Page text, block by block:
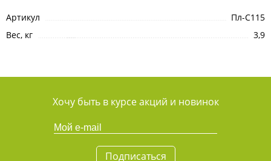
Артикул
Пл-С115
Вес, кг
3,9
Хочу быть в курсе акций и новинок
Подписаться